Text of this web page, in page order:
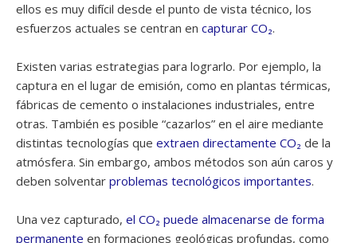
ellos es muy difícil desde el punto de vista técnico, los
esfuerzos actuales se centran en capturar CO₂.
Existen varias estrategias para lograrlo. Por ejemplo, la
captura en el lugar de emisión, como en plantas térmicas,
fábricas de cemento o instalaciones industriales, entre
otras. También es posible “cazarlos” en el aire mediante
distintas tecnologías que extraen directamente CO₂ de la
atmósfera. Sin embargo, ambos métodos son aún caros y
deben solventar problemas tecnológicos importantes.
Una vez capturado, el CO₂ puede almacenarse de forma
permanente en formaciones geológicas profundas, como